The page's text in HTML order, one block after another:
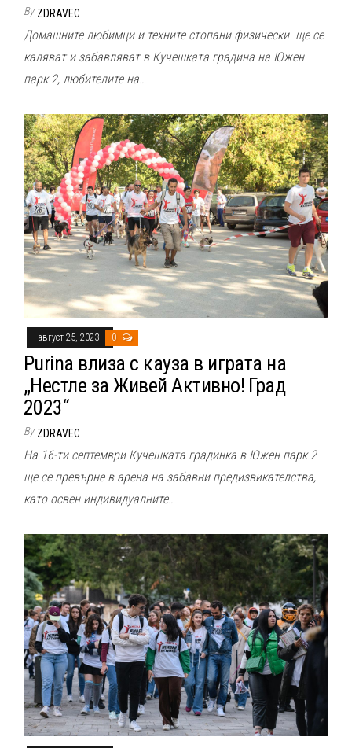
By ZDRAVEC
Домашните любимци и техните стопани физически ще се
каляват и забавляват в Кучешката градина на Южен
парк 2, любителите на…
август 25, 2023 0
Purina влиза с кауза в играта на
„Нестле за Живей Активно! Град
2023“
By ZDRAVEC
На 16-ти септември Кучешката градинка в Южен парк 2
ще се превърне в арена на забавни предизвикателства,
като освен индивидуалните…